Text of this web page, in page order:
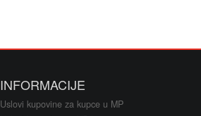
Televizori i oprema
CD/DVD, boxovi,
INFORMACIJE
Uslovi kupovine za kupce u MP